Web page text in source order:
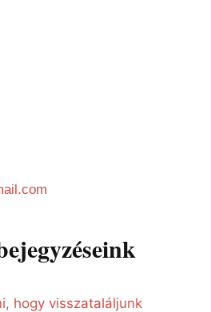
hogy visszataláljunk